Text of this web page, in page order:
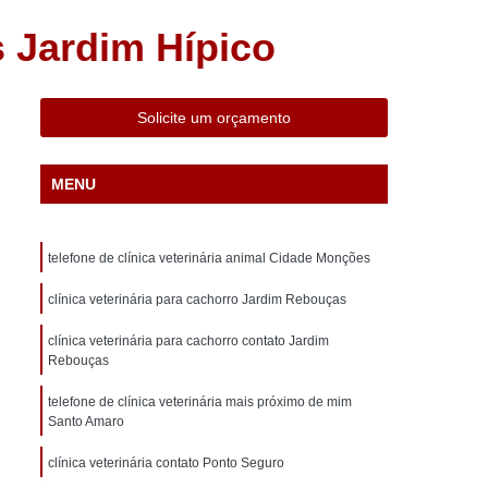
Exame Eletrocardiograma Veterinário
Exame para Animais Vila Mascote
Veterinário
Exame Veterinário
com Medicamentos para Animais
Farmácia de Medicamentos Veterinários
Farmácia para Animais de Estimação
Farmácia Veterinária Mais Perto de Mim
Veterinária Mais Próxima Santo Amaro
Vila Mascote
Internação para Animais 24h
Jardim Hípico
Solicite um orçamento
MENU
telefone de clínica veterinária animal Cidade Monções
clínica veterinária para cachorro Jardim Rebouças
clínica veterinária para cachorro contato Jardim
Rebouças
telefone de clínica veterinária mais próximo de mim
Santo Amaro
clínica veterinária contato Ponto Seguro